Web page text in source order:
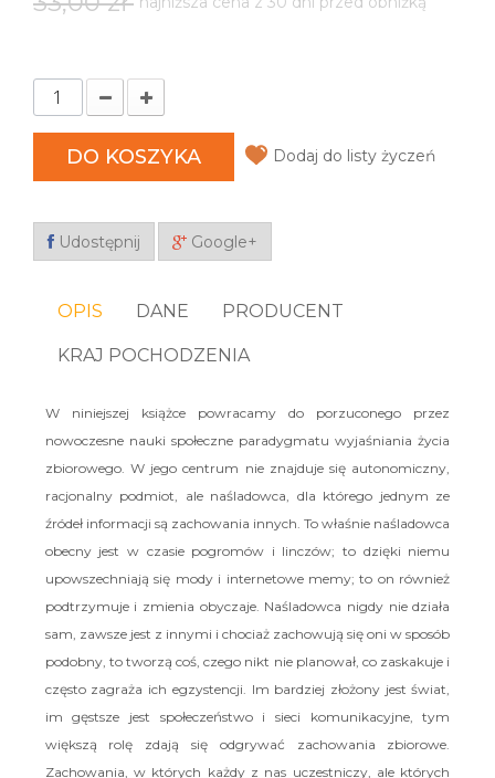
DO KOSZYKA Dodaj do listy życzeń
Udostępnij Google+
OPIS DANE PRODUCENT
KRAJ POCHODZENIA
W niniejszej książce powracamy do porzuconego przez
nowoczesne nauki społeczne paradygmatu wyjaśniania życia
zbiorowego. W jego centrum nie znajduje się autonomiczny,
racjonalny podmiot, ale naśladowca, dla którego jednym ze
źródeł informacji są zachowania innych. To właśnie naśladowca
obecny jest w czasie pogromów i linczów; to dzięki niemu
upowszechniają się mody i internetowe memy; to on również
podtrzymuje i zmienia obyczaje. Naśladowca nigdy nie działa
sam, zawsze jest z innymi i chociaż zachowują się oni w sposób
podobny, to tworzą coś, czego nikt nie planował, co zaskakuje i
często zagraża ich egzystencji. Im bardziej złożony jest świat,
im gęstsze jest społeczeństwo i sieci komunikacyjne, tym
większą rolę zdają się odgrywać zachowania zbiorowe.
Zachowania, w których każdy z nas uczestniczy, ale których